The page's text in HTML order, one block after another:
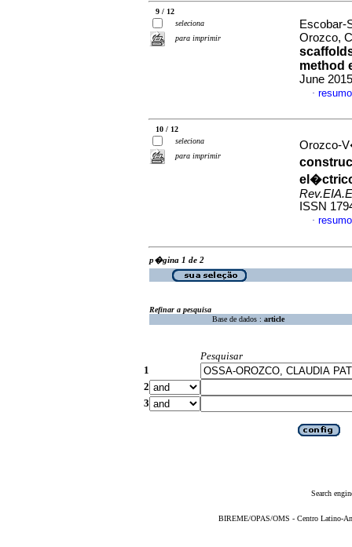
9 / 12
seleciona
para imprimir
Escobar-
Orozco,
method
June
·
10 / 12
seleciona
para imprimir
Orozco-
ISSN
·
p�gina 1 de 2
Refinar a pesquisa
Base de dados : article
Pesquisar
1
2
3
Search
BIREME/OPAS/OMS - Centro Latino-